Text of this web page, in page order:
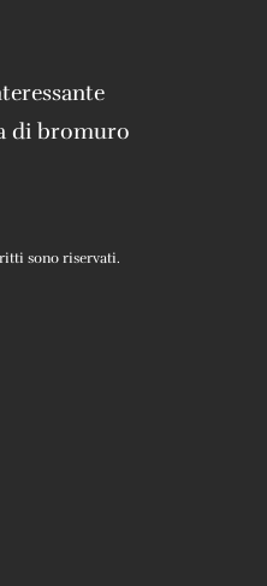
di bromuro
sono riservati.